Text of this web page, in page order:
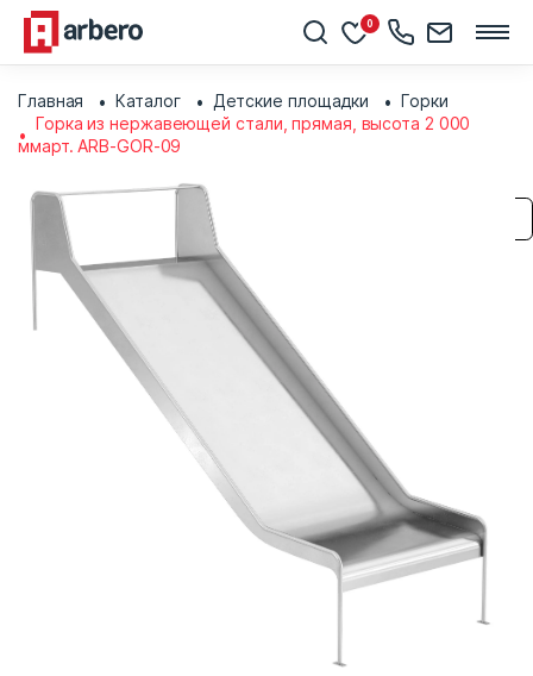
0
Главная Каталог Детские площадки
Горки
Горка из нержавеющей стали, прямая, высота 2 000
ммарт. ARB-GOR-09